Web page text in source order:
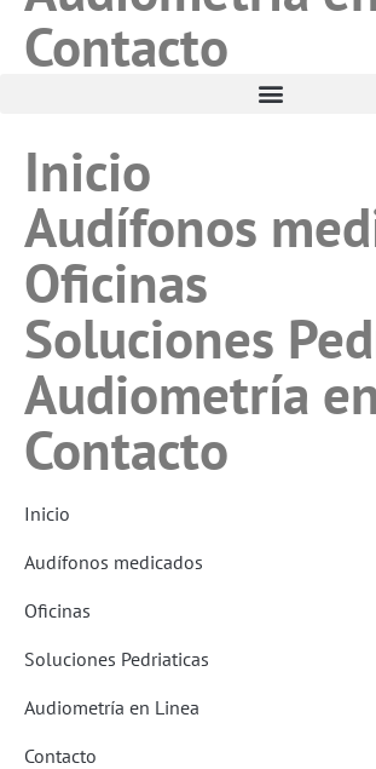
Contacto
Inicio
Audífonos
Oficinas
Soluciones
Audiometría
Contacto
Inicio
Audífonos medicados
Oficinas
Soluciones Pedriaticas
Audiometría en Linea
Contacto